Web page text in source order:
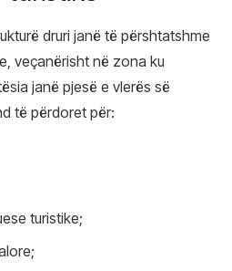
druri janë të përshtatshme
veçanërisht në zona ku
janë pjesë e vlerës së
të përdoret për:
turistike;